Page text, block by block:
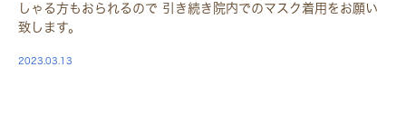
しゃる方もおられるので 引き続き院内でのマスク着用をお願い
致します。
2023.03.13